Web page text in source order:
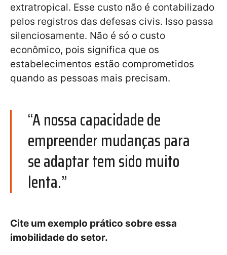
extratropical. Esse custo não é contabilizado
pelos registros das defesas civis. Isso passa
silenciosamente. Não é só o custo
econômico, pois significa que os
estabelecimentos estão comprometidos
quando as pessoas mais precisam.
“A nossa capacidade de
empreender mudanças para
se adaptar tem sido muito
lenta.”
Cite um exemplo prático sobre essa
imobilidade do setor.